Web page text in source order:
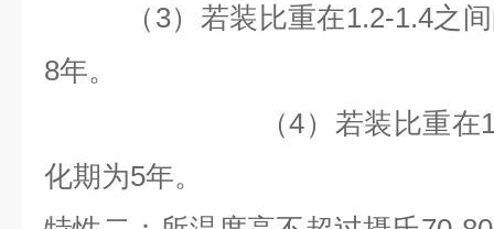
（3）若装比重在1.2-1.4之间
8年。
（4）若装比重在1.4以
化期为5年。